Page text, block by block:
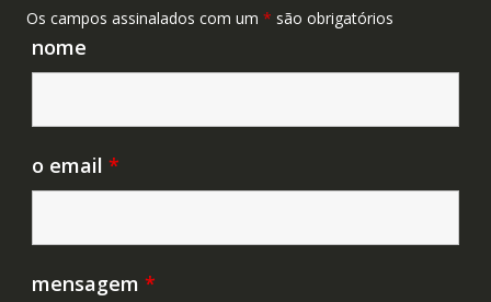
Os campos assinalados com um * são obrigatórios
nome
o email *
mensagem *